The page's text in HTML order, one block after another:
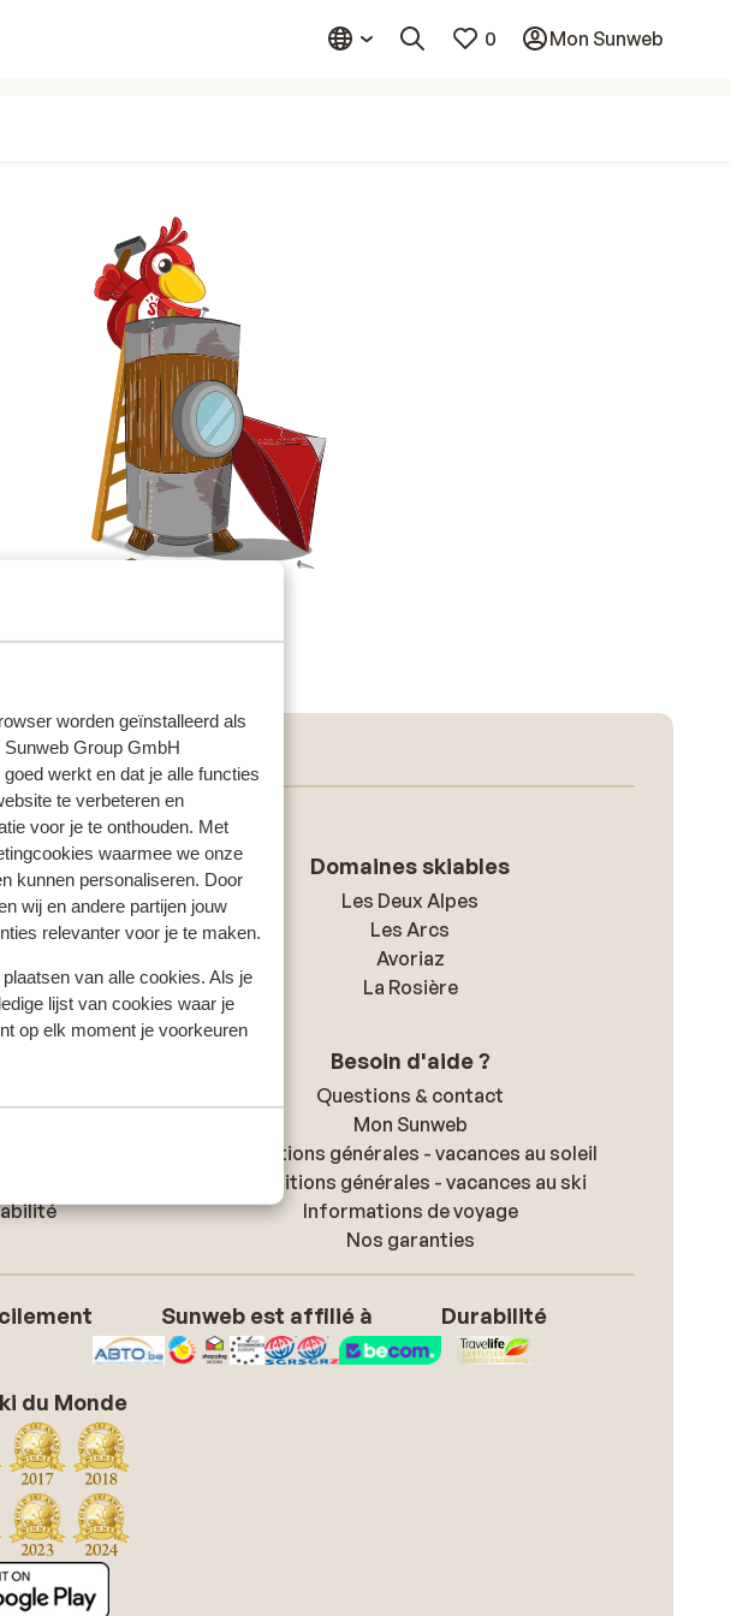
worden geïnstalleerd als
Group GmbH
werkt en dat je alle functies
te verbeteren en
voor je te onthouden. Met
waarmee we onze
kunnen personaliseren. Door
wij en andere partijen jouw
relevanter voor je te maken.
van alle cookies. Als je
lijst van cookies waar je
op elk moment je voorkeuren
0 Mon Sunweb
Coeur des Loges - Prix exclusif
Domaines skiables
Les Deux Alpes
Les Arcs
Avoriaz
La Rosière
& cookies Besoin d'aide ?
Questions & contact
Mon Sunweb
Conditions générales - vacances au soleil
Conditions générales - vacances au ski
Informations de voyage
Nos garanties
Sunweb est affilié à Durabilité
du Monde